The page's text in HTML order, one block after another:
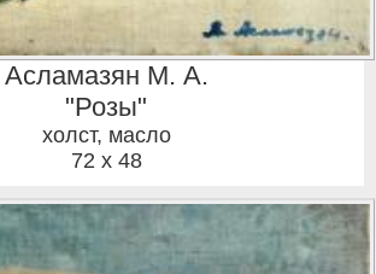
Асламазян М. А.
"Розы"
холст, масло
72 x 48